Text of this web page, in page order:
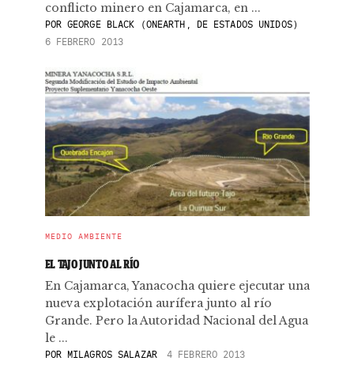
conflicto minero en Cajamarca, en ...
PORGEORGE BLACK (ONEARTH, DE ESTADOS UNIDOS)
6 FEBRERO 2013
MEDIO AMBIENTE
EL TAJO JUNTO AL RÍO
En Cajamarca, Yanacocha quiere ejecutar una
nueva explotación aurífera junto al río
Grande. Pero la Autoridad Nacional del Agua
le ...
PORMILAGROS SALAZAR 4 FEBRERO 2013